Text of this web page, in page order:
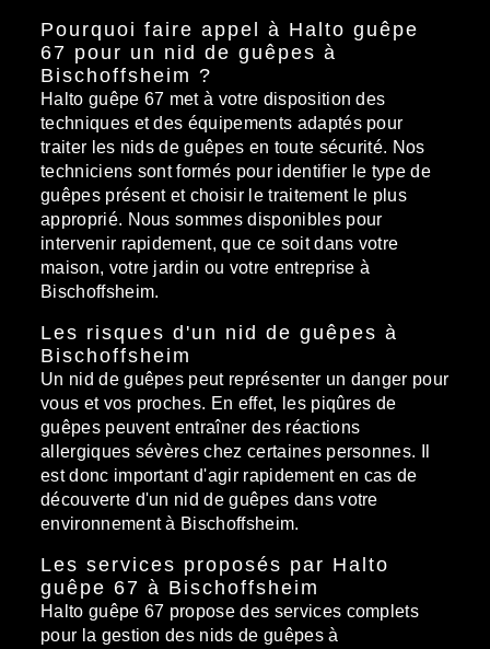
Pourquoi faire appel à Halto guêpe
67 pour un nid de guêpes à
Bischoffsheim ?
Halto guêpe 67 met à votre disposition des
techniques et des équipements adaptés pour
traiter les nids de guêpes en toute sécurité. Nos
techniciens sont formés pour identifier le type de
guêpes présent et choisir le traitement le plus
approprié. Nous sommes disponibles pour
intervenir rapidement, que ce soit dans votre
maison, votre jardin ou votre entreprise à
Bischoffsheim.
Les risques d'un nid de guêpes à
Bischoffsheim
Un nid de guêpes peut représenter un danger pour
vous et vos proches. En effet, les piqûres de
guêpes peuvent entraîner des réactions
allergiques sévères chez certaines personnes. Il
est donc important d'agir rapidement en cas de
découverte d'un nid de guêpes dans votre
environnement à Bischoffsheim.
Les services proposés par Halto
guêpe 67 à Bischoffsheim
Halto guêpe 67 propose des services complets
pour la gestion des nids de guêpes à